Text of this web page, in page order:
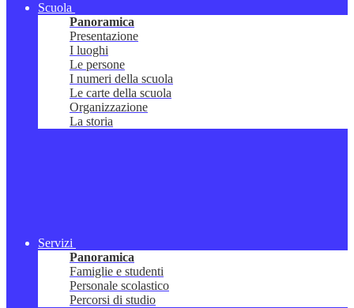
Scuola
Panoramica
Presentazione
I luoghi
Le persone
I numeri della scuola
Le carte della scuola
Organizzazione
La storia
Servizi
Panoramica
Famiglie e studenti
Personale scolastico
Percorsi di studio